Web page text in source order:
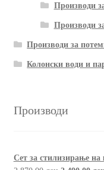
Производи
Производи
Производи за
Колонски води и
Производи
Сет за стилизирање на